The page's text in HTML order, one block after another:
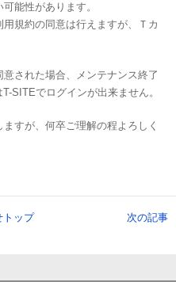
能性があります。
規約の同意は行えますが、Ｔカ
された場合、メンテナンス終了
SITEでログインが出来ません。
すが、何卒ご理解の程よろしく
トップ 次の記事